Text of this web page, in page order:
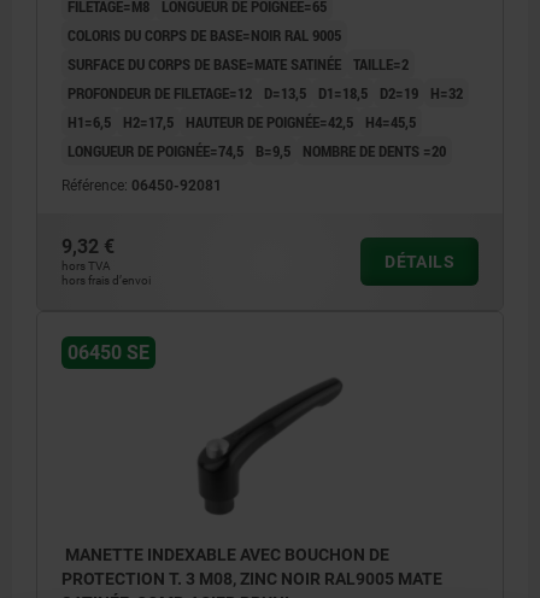
FILETAGE=M8
LONGUEUR DE POIGNÉE=65
COLORIS DU CORPS DE BASE=NOIR RAL 9005
SURFACE DU CORPS DE BASE=MATE SATINÉE TAILLE=2
PROFONDEUR DE FILETAGE=12
D=13,5 D1=18,5 D2=19
H=32
H1=6,5
H2=17,5 HAUTEUR DE POIGNÉE=42,5
H4=45,5
LONGUEUR DE POIGNÉE=74,5
B=9,5 NOMBRE DE DENTS =20
Référence: 06450-92081
9,32 €
hors TVA
hors frais d’envoi
DÉTAILS
06450 SE
MANETTE INDEXABLE AVEC BOUCHON DE
PROTECTION T. 3 M08, ZINC NOIR RAL9005 MATE